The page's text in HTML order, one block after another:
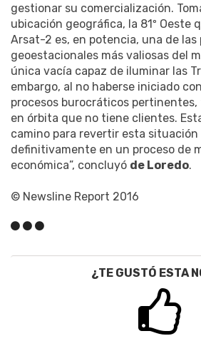
gestionar su comercialización.
ubicación geográfica, la 81º Oeste
Arsat-2 es, en potencia, una de las
geoestacionales más valiosas del
única vacía capaz de iluminar las
embargo, al no haberse iniciado
procesos burocráticos
en órbita que no tiene clientes.
camino para revertir esta situación
definitivamente en un proceso de
económica”, concluyó de Loredo.
© Newsline Report 2016
¿TE GUSTÓ ESTA